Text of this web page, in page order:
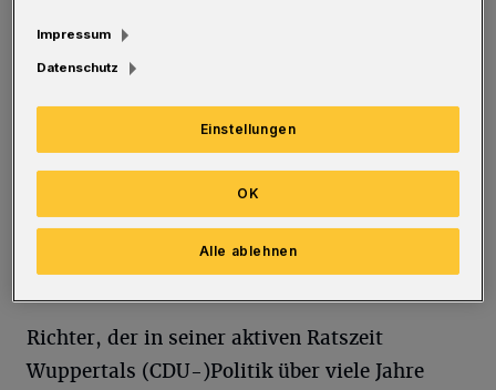
Oberbürgermeister Andreas Mucke war ebenso
gekommen wie Bau- und Planungs-Dezernent
Frank Meyer, Wirtschaftsförderungs-Chef
Rolf Volmerig, Lutz Eßrich von der
Wuppertalbewegung sowie die Chefs der SPD-
und der CDU-Ratsfraktion, Klaus Jürgen Reese
und Michael Müller.
Richter, der in seiner aktiven Ratszeit
Wuppertals (CDU-)Politik über viele Jahre
Impressum
Datenschutz
Einstellungen
Alle ablehnen
OK